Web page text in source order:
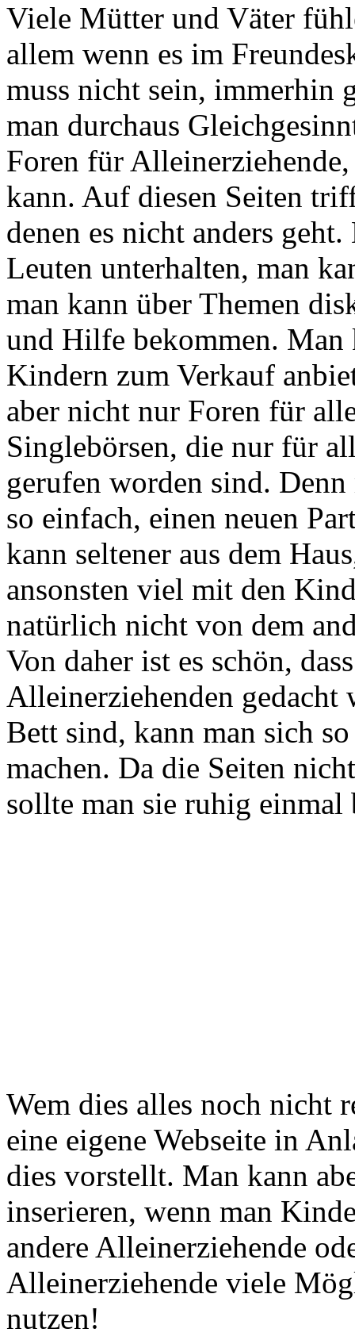
Viele Mütter und Väter
allem wenn es im
muss nicht sein, immerhin
man durchaus
Foren für
kann. Auf diesen Seiten
denen es nicht anders
Leuten unterhalten, man
man kann über Themen
und Hilfe bekommen. Man
Kindern zum Verkauf
aber nicht nur Foren für
Singlebörsen, die nur für
gerufen worden sind.
so einfach, einen neuen
kann seltener aus dem
ansonsten viel mit den
natürlich nicht von dem
Von daher ist es schön,
Alleinerziehenden
Bett sind, kann man sich
machen. Da die Seiten
sollte man sie ruhig einmal
Wem dies alles noch nicht
eine eigene Webseite in
dies vorstellt. Man kann
inserieren, wenn man
andere Alleinerziehende
Alleinerziehende viele
nutzen!